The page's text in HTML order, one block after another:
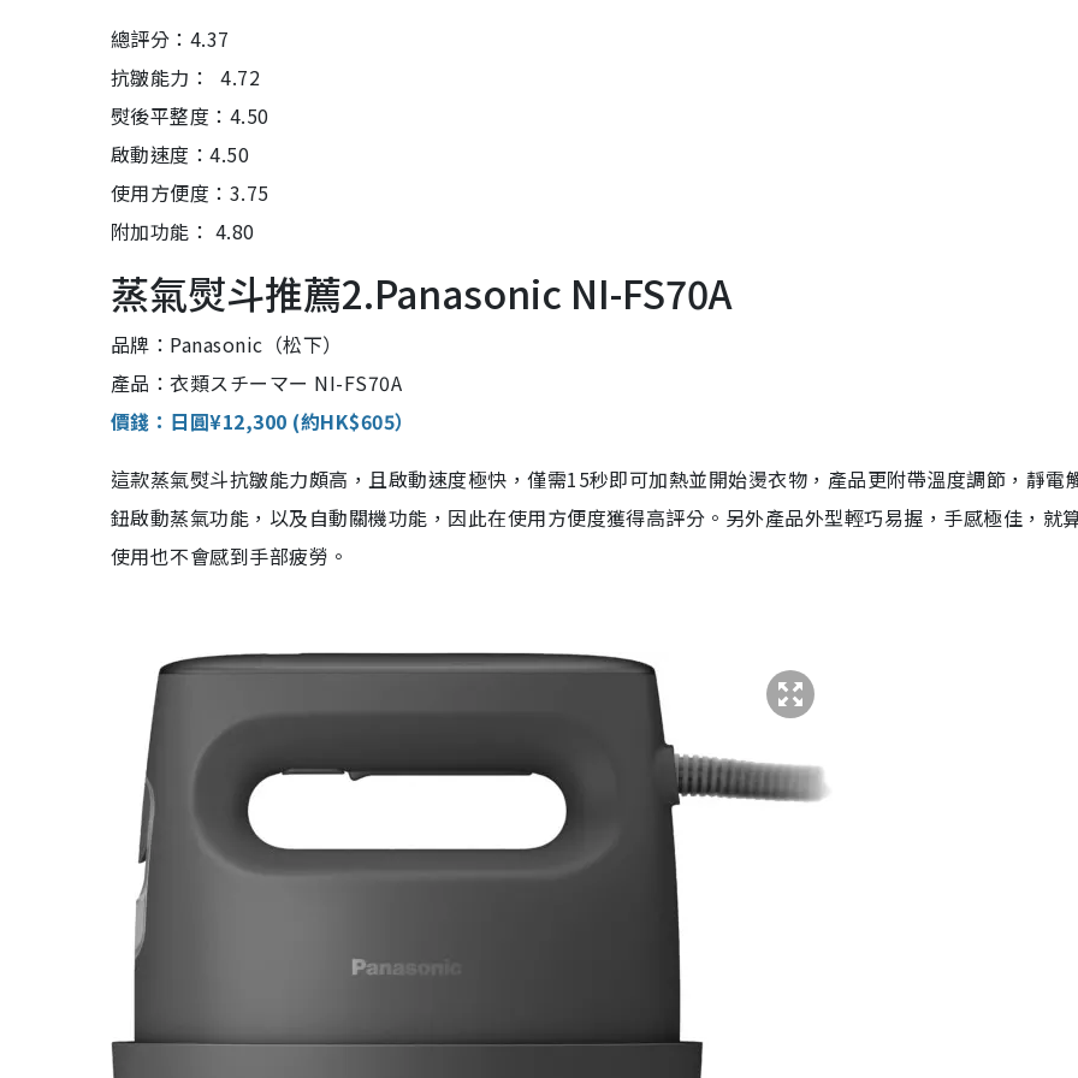
總評分：4.37
抗皺能力： 4.72
熨後平整度：4.50
啟動速度：4.50
使用方便度：3.75
附加功能： 4.80
蒸氣熨斗推薦2.Panasonic NI-FS70A
品牌：Panasonic（松下）
產品：衣類スチーマー NI-FS70A
價錢：日圓¥12,300 (約HK$605）
這款蒸氣熨斗抗皺能力頗高，且啟動速度極快，僅需15秒即可加熱並開始燙衣物，產品更附帶溫度調節，靜電
鈕啟動蒸氣功能，以及自動關機功能，因此在使用方便度獲得高評分。另外產品外型輕巧易握，手感極佳，就
使用也不會感到手部疲勞。